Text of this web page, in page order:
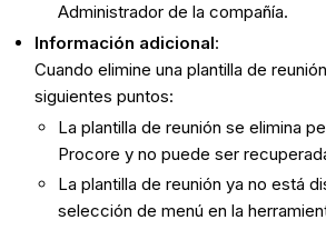
Administrador de la compañía.
Información adicional:
Cuando elimine una plantilla de
siguientes puntos:
La plantilla de reunión se elimina
Procore y no puede ser
La plantilla de reunión ya no está
selección de menú en la